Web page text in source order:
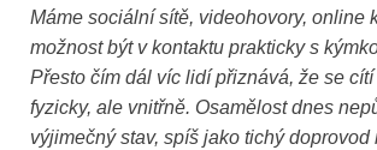
Máme sociální sítě, videohovory, online
možnost být v kontaktu prakticky s
Přesto čím dál víc lidí přiznává, že se
fyzicky, ale vnitřně. Osamělost dnes
výjimečný stav, spíš jako tichý doprovod